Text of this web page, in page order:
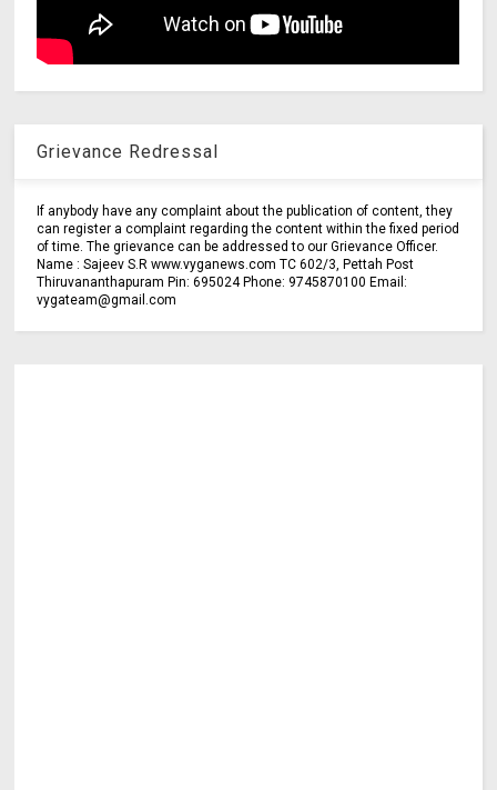
Grievance Redressal
If anybody have any complaint about the publication of content, they
can register a complaint regarding the content within the fixed period
of time. The grievance can be addressed to our Grievance Officer.
Name : Sajeev S.R www.vyganews.com TC 602/3, Pettah Post
Thiruvananthapuram Pin: 695024 Phone: 9745870100 Email:
vygateam@gmail.com